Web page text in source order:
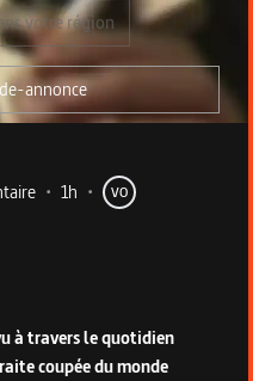
votre région
annonce
• 1h • VO
à travers le quotidien
coupée du monde